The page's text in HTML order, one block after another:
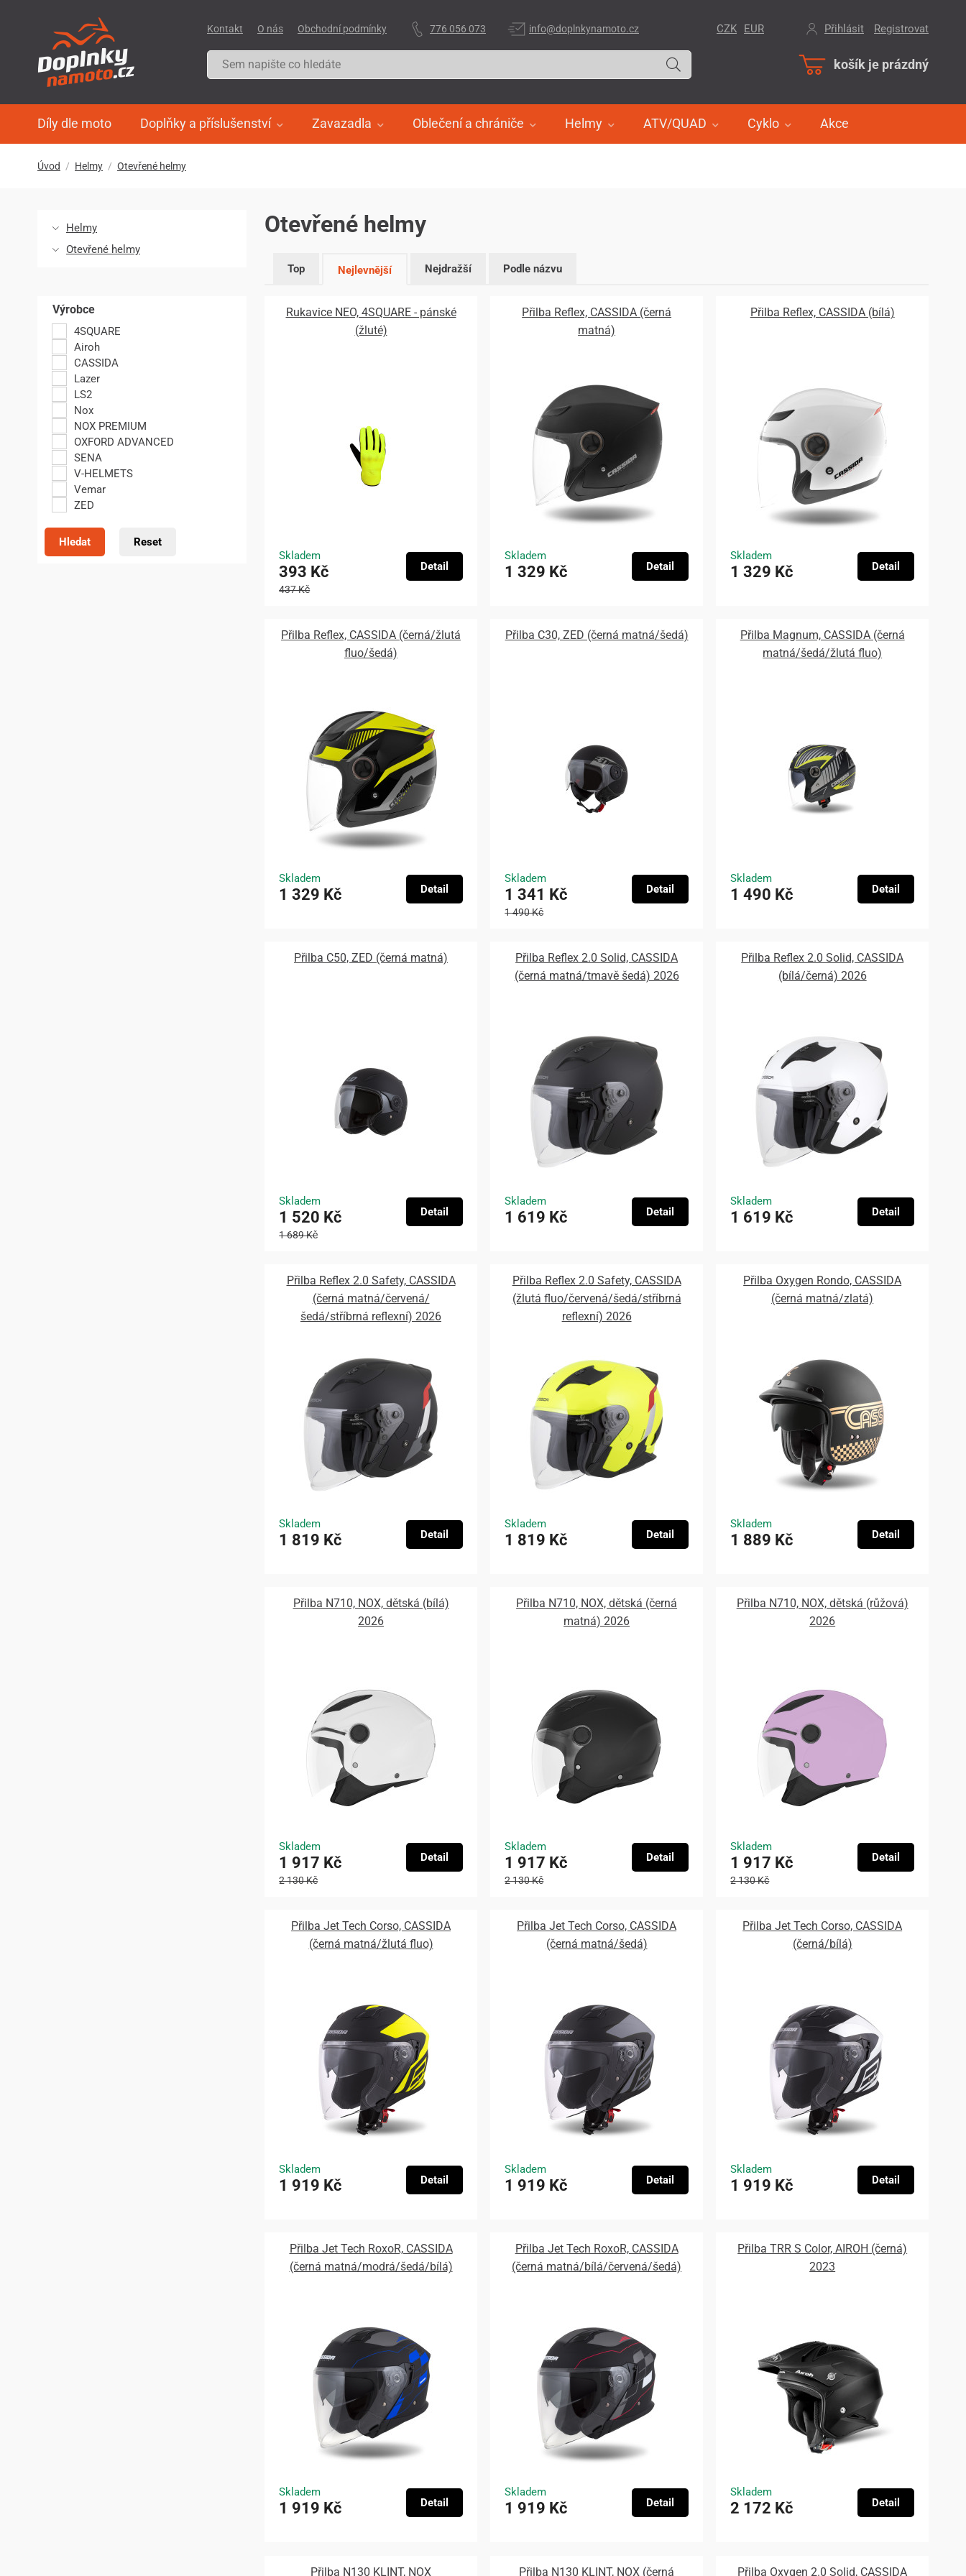
košík je prázdný
Díly dle moto Doplňky a příslušenství Zavazadla Oblečení a chrániče Helmy ATV/QUAD Cyklo Akce
CZK EUR Přihlásit Registrovat
Kontakt O nás Obchodní podmínky 776 056 073 info@doplnkynamoto.cz
Úvod Helmy Otevřené helmy
Helmy
Otevřené helmy
Výrobce
4SQUARE
Airoh
CASSIDA
Lazer
LS2
Nox
NOX PREMIUM
OXFORD ADVANCED
SENA
V-HELMETS
Vemar
ZED
Hledat Reset
Otevřené helmy
Top Nejlevnější Nejdražší Podle názvu
Rukavice NEO, 4SQUARE - pánské
(žluté)
Skladem
393 Kč
437 Kč
Detail
Přilba Reflex, CASSIDA (černá
matná)
Skladem
1 329 Kč Detail
Přilba Reflex, CASSIDA (bílá)
Skladem
1 329 Kč Detail
Přilba Reflex, CASSIDA (černá/žlutá
fluo/šedá)
Skladem
1 329 Kč Detail
Přilba C30, ZED (černá matná/šedá)
Skladem
1 341 Kč
1 490 Kč
Detail
Přilba Magnum, CASSIDA (černá
matná/šedá/žlutá fluo)
Skladem
1 490 Kč Detail
Přilba C50, ZED (černá matná)
Skladem
1 520 Kč
1 689 Kč
Detail
Přilba Reflex 2.0 Solid, CASSIDA
(černá matná/tmavě šedá) 2026
Skladem
1 619 Kč Detail
Přilba Reflex 2.0 Solid, CASSIDA
(bílá/černá) 2026
Skladem
1 619 Kč Detail
Přilba Reflex 2.0 Safety, CASSIDA
(černá matná/červená/
šedá/stříbrná reflexní) 2026
Skladem
1 819 Kč Detail
Přilba Reflex 2.0 Safety, CASSIDA
(žlutá fluo/červená/šedá/stříbrná
reflexní) 2026
Skladem
1 819 Kč Detail
Přilba Oxygen Rondo, CASSIDA
(černá matná/zlatá)
Skladem
1 889 Kč Detail
Přilba N710, NOX, dětská (bílá)
2026
Skladem
1 917 Kč
2 130 Kč
Detail
Přilba N710, NOX, dětská (černá
matná) 2026
Skladem
1 917 Kč
2 130 Kč
Detail
Přilba N710, NOX, dětská (růžová)
2026
Skladem
1 917 Kč
2 130 Kč
Detail
Přilba Jet Tech Corso, CASSIDA
(černá matná/žlutá fluo)
Skladem
1 919 Kč Detail
Přilba Jet Tech Corso, CASSIDA
(černá matná/šedá)
Skladem
1 919 Kč Detail
Přilba Jet Tech Corso, CASSIDA
(černá/bílá)
Skladem
1 919 Kč Detail
Přilba Jet Tech RoxoR, CASSIDA
(černá matná/modrá/šedá/bílá)
Skladem
1 919 Kč Detail
Přilba Jet Tech RoxoR, CASSIDA
(černá matná/bílá/červená/šedá)
Skladem
1 919 Kč Detail
Přilba TRR S Color, AIROH (černá)
2023
Skladem
2 172 Kč Detail
Přilba N130 KLINT, NOX Přilba N130 KLINT, NOX (černá Přilba Oxygen 2.0 Solid, CASSIDA